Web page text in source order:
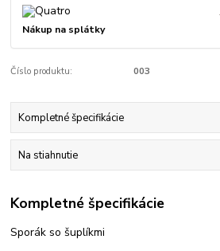
Nákup na splátky
Číslo produktu: 003
Kompletné špecifikácie
Na stiahnutie
Kompletné špecifikácie
Sporák so šuplíkmi